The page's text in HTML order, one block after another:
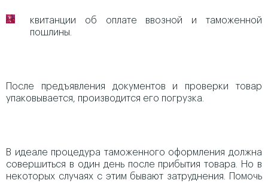
квитанции об оплате ввозной и таможенной
пошлины.
После предъявления документов и проверки товар
упаковывается, производится его погрузка.
В идеале процедура таможенного оформления должна
совершиться в один день после прибытия товара. Но в
некоторых случаях с этим бывают затруднения. Помочь